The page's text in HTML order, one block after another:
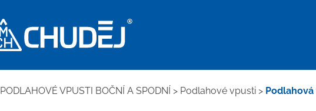
PODLAHOVÉ VPUSTI BOČNÍ A SPODNÍ > Podlahové vpusti > Podlahová